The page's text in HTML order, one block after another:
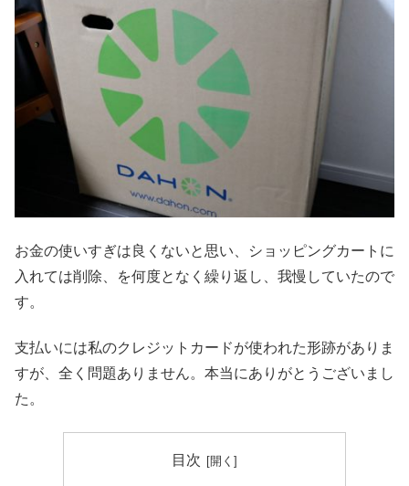
お金の使いすぎは良くないと思い、ショッピングカートに
入れては削除、を何度となく繰り返し、我慢していたので
す。
支払いには私のクレジットカードが使われた形跡がありま
すが、全く問題ありません。本当にありがとうございまし
た。
目次